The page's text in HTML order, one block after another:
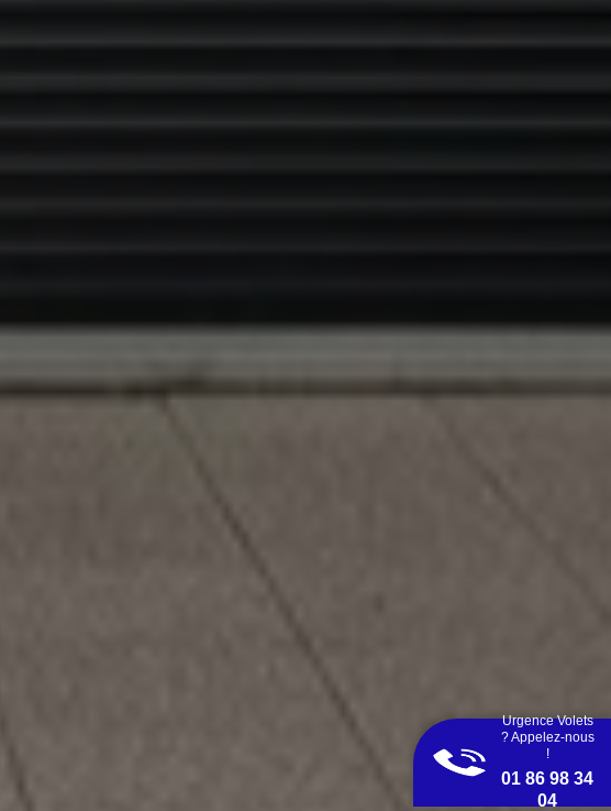
Urgence Volets
? Appelez-nous
!
01 86 98 34
04